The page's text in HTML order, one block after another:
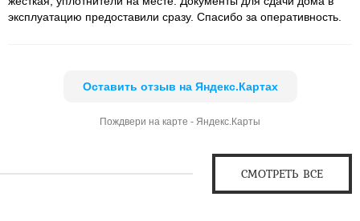
эксплуатацию предоставили сразу. Спасибо за оперативность.
Оставить отзыв на Яндекс.Картах
Пождвери на карте - Яндекс.Карты
СМОТРЕТЬ ВСЕ